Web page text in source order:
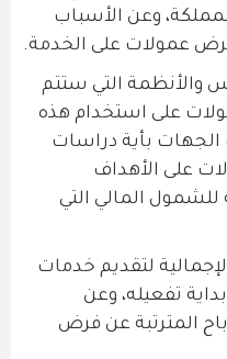
وعن الأسباب
عمولات على الخدمة.
التي ستتم
على استخدام هذه
الجهات بأية دراسات
على الأهداف
للشمول المالي التي
لتقديم خدمات
تفعيله، وعن
المترتبة عن فرض